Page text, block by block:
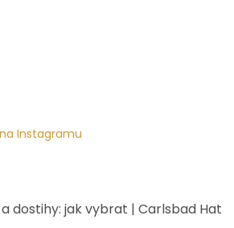
Instagramu
dostihy: jak vybrat | Carlsbad Hat